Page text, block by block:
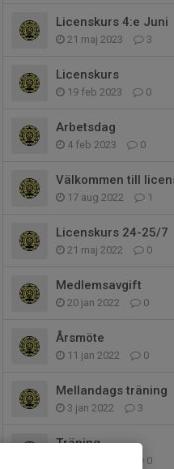
Licenskurs 4:e Juni
21 maj 2023 3
Licenskurs
19 feb 2023 0
Arbetsdag
4 feb 2023 0
Välkommen till
17 aug 2022 1
Licenskurs 24-25/7
21 maj 2022 0
Medlemsavgift
20 jan 2022 0
Årsmöte
11 jan 2022 0
Mellandags träning
3 jan 2022 3
Träning
0